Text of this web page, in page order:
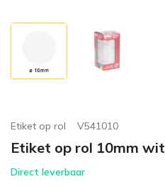
Etiket op rol V541010
Etiket op rol 10mm wit
Direct leverbaar